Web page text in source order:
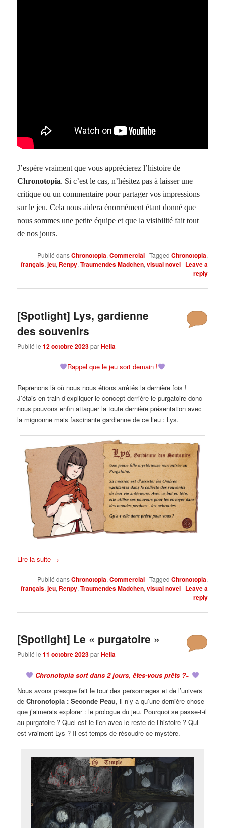
J’espère vraiment que vous apprécierez l’histoire de
Chronotopia. Si c’est le cas, n’hésitez pas à laisser une
critique ou un commentaire pour partager vos impressions
sur le jeu. Cela nous aidera énormément étant donné que
nous sommes une petite équipe et que la visibilité fait tout
de nos jours.
Publié dansChronotopia, Commercial | Tagged Chronotopia,
français, jeu, Renpy, Traumendes Madchen, visual novel | Leave a
reply
[Spotlight] Lys, gardienne
des souvenirs
Publié le12 octobre 2023parHelia
Rappel que le jeu sort demain !
Reprenons là où nous nous étions arrêtés la dernière fois !
J’étais en train d’expliquer le concept derrière le purgatoire donc
nous pouvons enfin attaquer la toute dernière présentation avec
la mignonne mais fascinante gardienne de ce lieu : Lys.
Lire la suite →
Publié dansChronotopia, Commercial | Tagged Chronotopia,
français, jeu, Renpy, Traumendes Madchen, visual novel | Leave a
reply
[Spotlight] Le « purgatoire »
Publié le11 octobre 2023parHelia
Chronotopia sort dans 2 jours, êtes-vous prêts ?~
Nous avons presque fait le tour des personnages et de l’univers
deChronotopia : Seconde Peau, il n’y a qu’une dernière chose
que j’aimerais explorer : le prologue du jeu. Pourquoi se passe-t-il
au purgatoire ? Quel est le lien avec le reste de l’histoire ? Qui
est vraiment Lys ? Il est temps de résoudre ce mystère.